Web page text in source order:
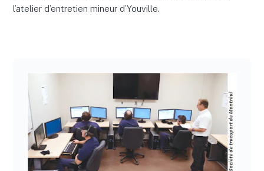
l’atelier d’entretien mineur d’Youville.